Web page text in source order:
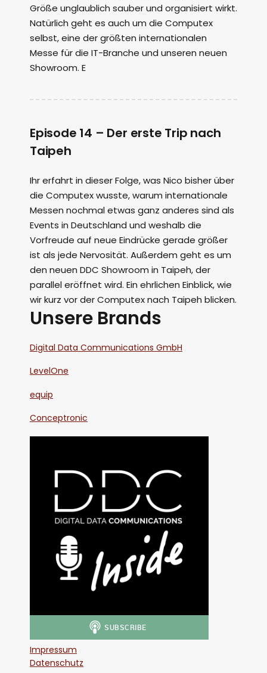
Größe unglaublich sauber und organisiert wirkt.
Natürlich geht es auch um die Computex
selbst, eine der größten internationalen
Messe für die IT-Branche und unseren neuen
Showroom. E
Episode 14 – Der erste Trip nach
Taipeh
Ihr erfahrt in dieser Folge, was Nico bisher über
die Computex wusste, warum internationale
Messen nochmal etwas ganz anderes sind als
Events in Deutschland und weshalb die
Vorfreude auf neue Eindrücke gerade größer
ist als jede Nervosität. Außerdem geht es um
den neuen DDC Showroom in Taipeh, der
parallel eröffnet wird. Ein ehrlichen Einblick, wie
wir kurz vor der Computex nach Taipeh blicken.
Unsere Brands
Digital Data Communications GmbH
LevelOne
equip
Conceptronic
Impressum
Datenschutz